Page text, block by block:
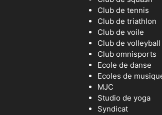
Club de tennis
Club de triathlon
Club de voile
Club de volleyball
Club omnisports
Ecole de danse
Ecoles de
MJC
Studio de yoga
Syndicat